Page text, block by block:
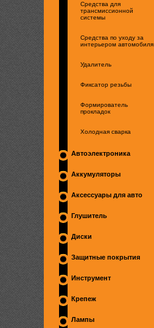
Средства для
трансмиссионной
системы
Средства по уходу за
интерьером автомобиля
Удалитель
Фиксатор резьбы
Формирователь
прокладок
Холодная сварка
Автоэлектроника
Аккумуляторы
Аксессуары для авто
Глушитель
Диски
Защитные покрытия
Инструмент
Крепеж
Лампы